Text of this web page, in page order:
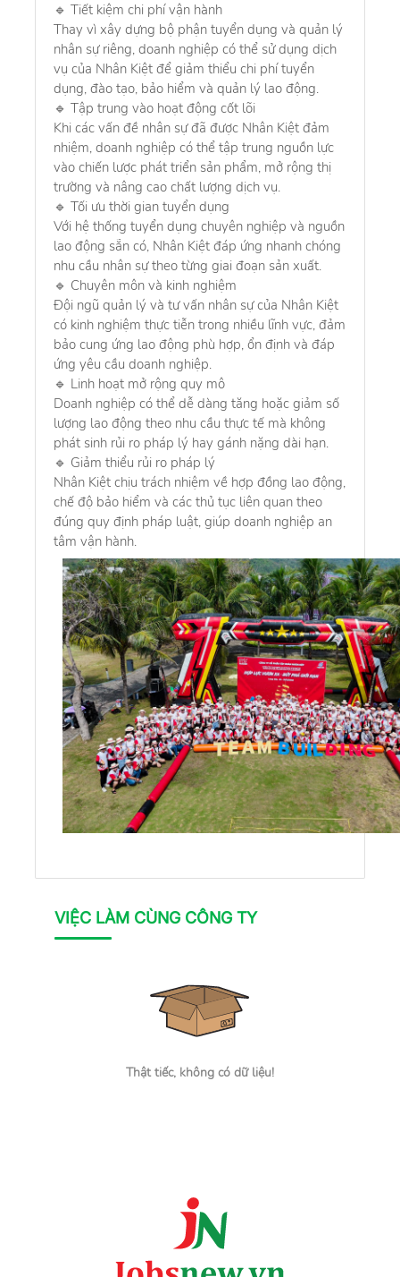
🔹 Tiết kiệm chi phí vận hành
Thay vì xây dựng bộ phận tuyển dụng và quản lý
nhân sự riêng, doanh nghiệp có thể sử dụng dịch
vụ của Nhân Kiệt để giảm thiểu chi phí tuyển
dụng, đào tạo, bảo hiểm và quản lý lao động.
🔹 Tập trung vào hoạt động cốt lõi
Khi các vấn đề nhân sự đã được Nhân Kiệt đảm
nhiệm, doanh nghiệp có thể tập trung nguồn lực
vào chiến lược phát triển sản phẩm, mở rộng thị
trường và nâng cao chất lượng dịch vụ.
🔹 Tối ưu thời gian tuyển dụng
Với hệ thống tuyển dụng chuyên nghiệp và nguồn
lao động sẵn có, Nhân Kiệt đáp ứng nhanh chóng
nhu cầu nhân sự theo từng giai đoạn sản xuất.
🔹 Chuyên môn và kinh nghiệm
Đội ngũ quản lý và tư vấn nhân sự của Nhân Kiệt
có kinh nghiệm thực tiễn trong nhiều lĩnh vực, đảm
bảo cung ứng lao động phù hợp, ổn định và đáp
ứng yêu cầu doanh nghiệp.
🔹 Linh hoạt mở rộng quy mô
Doanh nghiệp có thể dễ dàng tăng hoặc giảm số
lượng lao động theo nhu cầu thực tế mà không
phát sinh rủi ro pháp lý hay gánh nặng dài hạn.
🔹 Giảm thiểu rủi ro pháp lý
Nhân Kiệt chịu trách nhiệm về hợp đồng lao động,
chế độ bảo hiểm và các thủ tục liên quan theo
đúng quy định pháp luật, giúp doanh nghiệp an
tâm vận hành.
VIỆC LÀM CÙNG CÔNG TY
Thật tiếc, không có dữ liệu!